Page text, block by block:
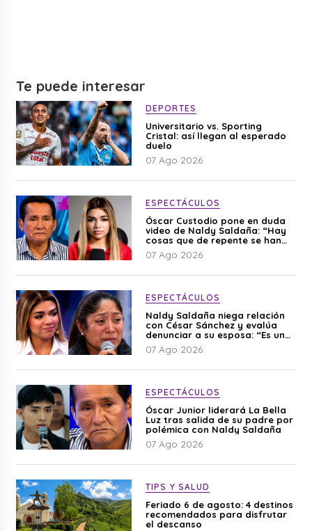
Te puede interesar
DEPORTES
Universitario vs. Sporting
Cristal: así llegan al esperado
duelo
07 Ago 2026
ESPECTÁCULOS
Óscar Custodio pone en duda
video de Naldy Saldaña: “Hay
cosas que de repente se han
editado”
07 Ago 2026
ESPECTÁCULOS
Naldy Saldaña niega relación
con César Sánchez y evalúa
denunciar a su esposa: “Es una
difamación”
07 Ago 2026
ESPECTÁCULOS
Óscar Junior liderará La Bella
Luz tras salida de su padre por
polémica con Naldy Saldaña
07 Ago 2026
TIPS Y SALUD
Feriado 6 de agosto: 4 destinos
recomendados para disfrutar
el descanso